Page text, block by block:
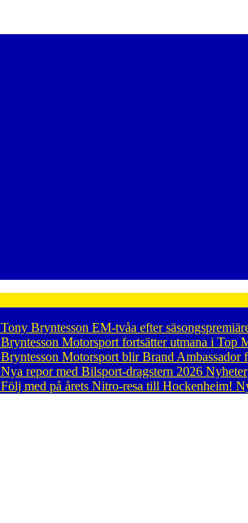
Tony Bryntesson EM-tvåa efter
Bryntesson Motorsport fortsätter utmana i Top
Bryntesson Motorsport blir Brand
Nya repor med Bilsport-dragstern 2026 Nyheter
Följ med på årets Nitro-resa till Hockenheim!